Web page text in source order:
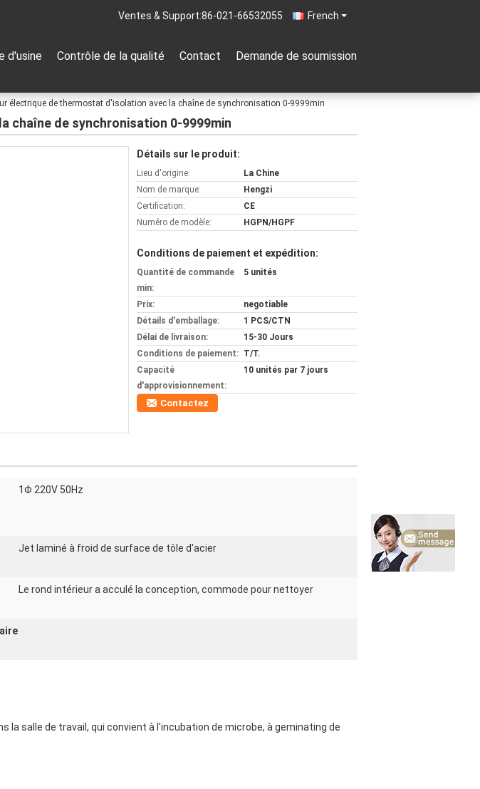
French
Ventes & Support:86-021-66532055
d'usine Contrôle de la qualité Contact Demande de soumission
électrique de thermostat d'isolation avec la chaîne de synchronisation 0-9999min
chaîne de synchronisation 0-9999min
Détails sur le produit:
Lieu d'origine:
La Chine
Nom de marque:
Hengzi
Certification:
CE
Numéro de modèle:
HGPN/HGPF
Conditions de paiement et expédition:
Quantité de commande
min:
5 unités
Prix:
negotiable
Détails d'emballage:
1 PCS/CTN
Délai de livraison:
15-30 Jours
Conditions de paiement: T/T.
Capacité
d'approvisionnement:
10 unités par 7 jours
Contactez
1Φ 220V 50Hz
Jet laminé à froid de surface de tôle d'acier
Le rond intérieur a acculé la conception, commode pour nettoyer
salle de travail, qui convient à l'incubation de microbe, à geminating de